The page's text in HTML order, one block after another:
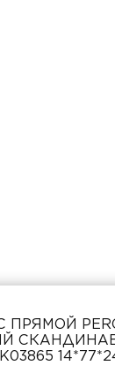
ПРЯМОЙ